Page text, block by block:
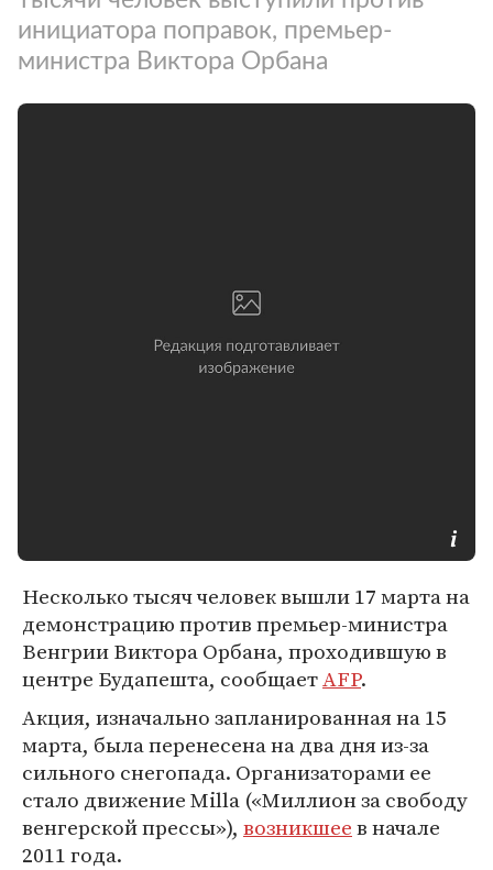
инициатора поправок, премьер-
министра Виктора Орбана
Несколько тысяч человек вышли 17 марта на
демонстрацию против премьер-министра
Венгрии Виктора Орбана, проходившую в
центре Будапешта, сообщаетAFP.
Акция, изначально запланированная на 15
марта, была перенесена на два дня из-за
сильного снегопада. Организаторами ее
стало движение Milla («Миллион за свободу
венгерской прессы»), возникшеев начале
2011 года.